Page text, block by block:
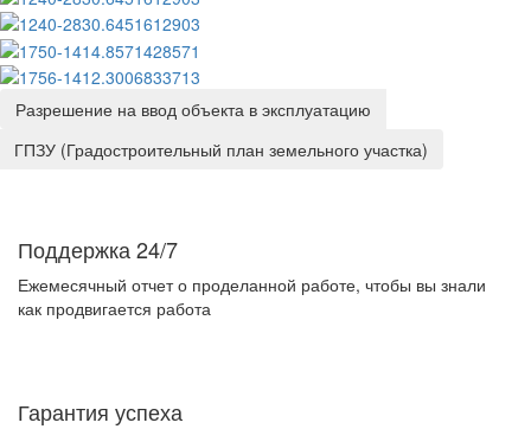
Разрешение на ввод объекта в эксплуатацию
ГПЗУ (Градостроительный план земельного участка)
Поддержка 24/7
Ежемесячный отчет о проделанной работе, чтобы вы знали
как продвигается работа
Гарантия успеха